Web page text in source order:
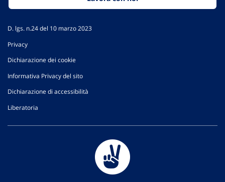
D. lgs. n.24 del 10 marzo 2023
Privacy
Dichiarazione dei cookie
Informativa Privacy del sito
Dichiarazione di accessibilità
Liberatoria